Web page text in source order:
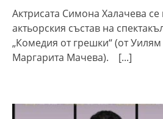
Актрисата Симона Халачева
актьорския състав на
„Комедия от грешки“ (от
Маргарита Мачева). [...]